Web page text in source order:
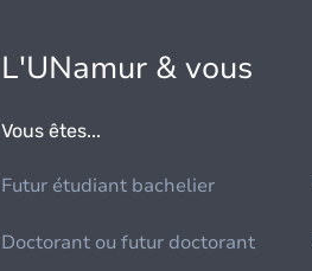
L'UNamur & vous
Vous êtes...
Futur étudiant bachelier
Doctorant ou futur doctorant